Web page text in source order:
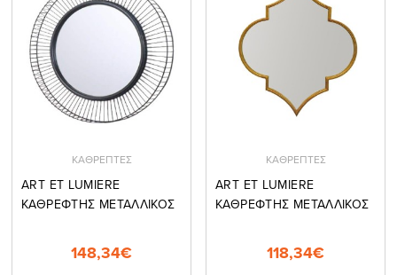
ΚΑΘΡΕΠΤΕΣ
ART ET LUMIERE
ΚΑΘΡΕΦΤΗΣ ΜΕΤΑΛΛΙΚΟΣ
148,34€
ΚΑΘΡΕΠΤΕΣ
ART ET LUMIERE
ΚΑΘΡΕΦΤΗΣ ΜΕΤΑΛΛΙΚΟΣ
118,34€